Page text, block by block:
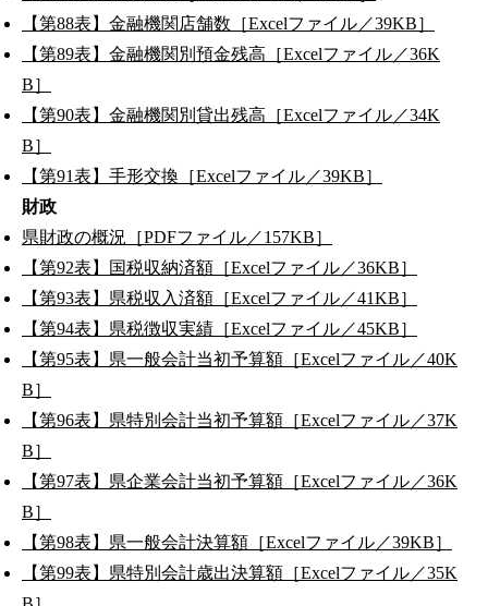
【第88表】金融機関店舗数［Excelファイル／39KB］
【第89表】金融機関別預金残高［Excelファイル／36K
B］
【第90表】金融機関別貸出残高［Excelファイル／34K
B］
【第91表】手形交換［Excelファイル／39KB］
財政
県財政の概況［PDFファイル／157KB］
【第92表】国税収納済額［Excelファイル／36KB］
【第93表】県税収入済額［Excelファイル／41KB］
【第94表】県税徴収実績［Excelファイル／45KB］
【第95表】県一般会計当初予算額［Excelファイル／40K
B］
【第96表】県特別会計当初予算額［Excelファイル／37K
B］
【第97表】県企業会計当初予算額［Excelファイル／36K
B］
【第98表】県一般会計決算額［Excelファイル／39KB］
【第99表】県特別会計歳出決算額［Excelファイル／35K